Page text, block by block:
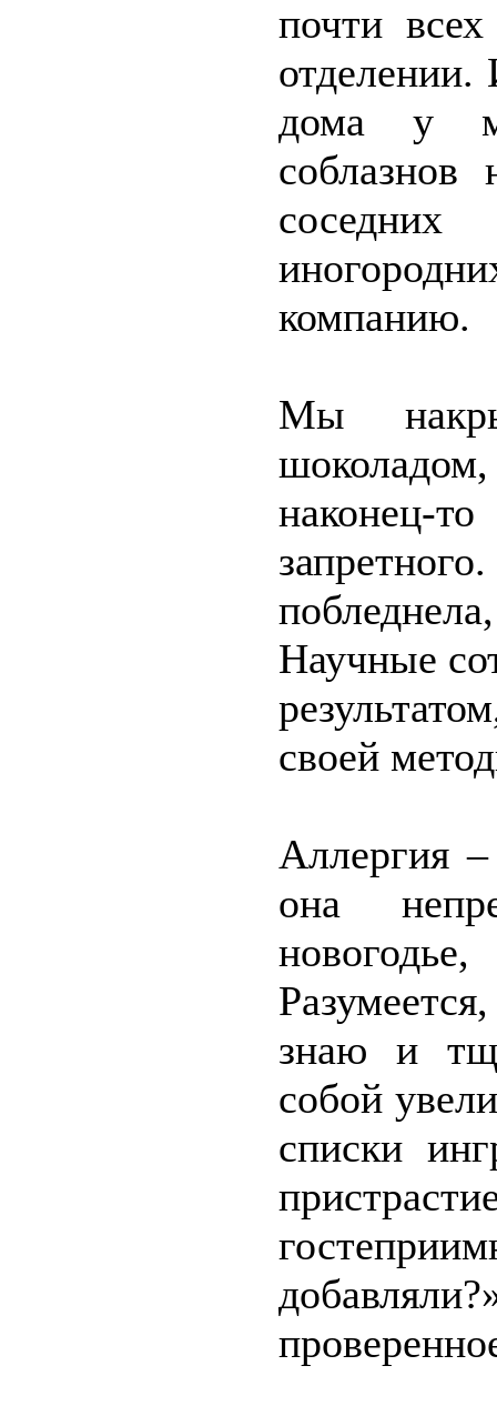
почти
дома у
соседних
компанию.
Мы
наконец-
Научные
своей
Аллергия
она
знаю и
собой
списки